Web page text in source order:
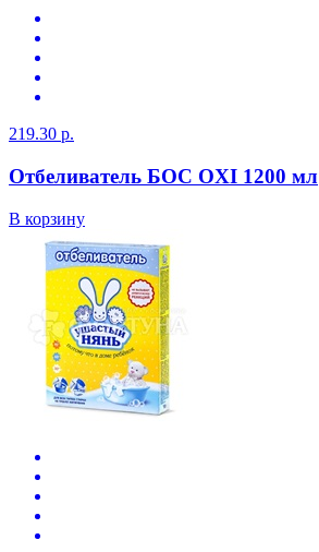
219.30 р.
Отбеливатель БОС OXI 1200 мл
В корзину